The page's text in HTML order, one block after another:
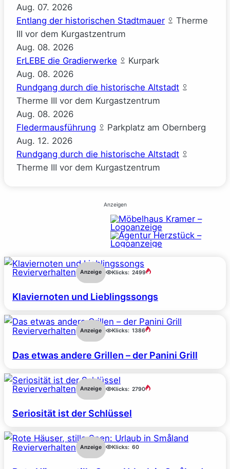
Aug. 07. 2026
Entlang der historischen Stadtmauer
Therme
III vor dem Kurgastzentrum
Aug. 08. 2026
ErLEBE die Gradierwerke
Kurpark
Aug. 08. 2026
Rundgang durch die historische Altstadt
Therme III vor dem Kurgastzentrum
Aug. 08. 2026
Fledermausführung
Parkplatz am Obernberg
Aug. 12. 2026
Rundgang durch die historische Altstadt
Therme III vor dem Kurgastzentrum
Anzeigen
Revierverhalten Anzeige Klicks: 2499
Klaviernoten und Lieblingssongs
Revierverhalten Anzeige Klicks: 1386
Das etwas andere Grillen – der Panini Grill
Revierverhalten Anzeige Klicks: 2790
Seriosität ist der Schlüssel
Revierverhalten Anzeige Klicks: 60